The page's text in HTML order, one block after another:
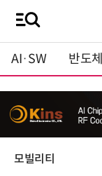
AI·SW 반도체
모빌리티